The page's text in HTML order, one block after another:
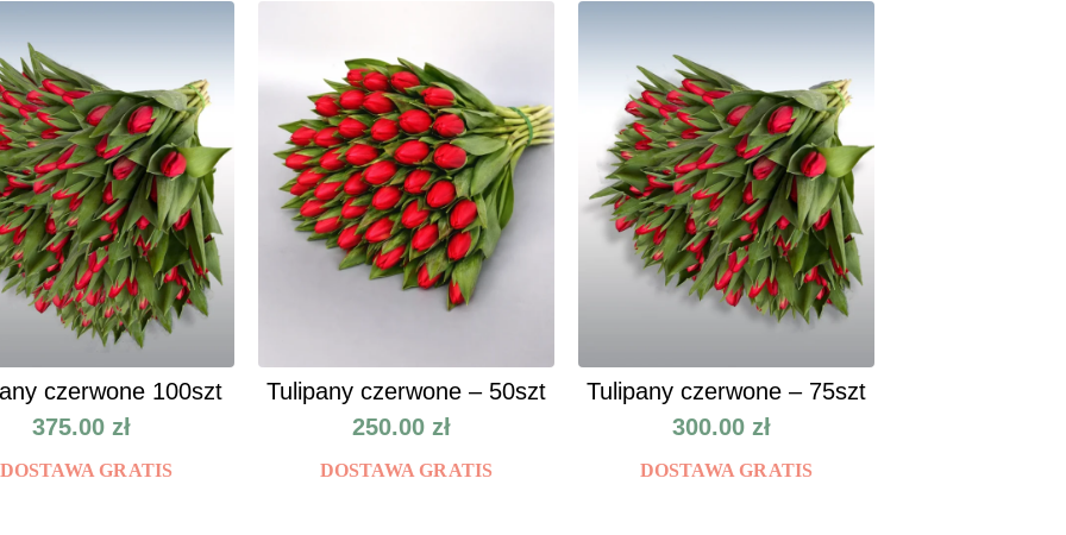
czerwone 100szt
375.00 zł
DOSTAWA GRATIS
Tulipany czerwone – 50szt
250.00 zł
DOSTAWA GRATIS
Tulipany czerwone – 75szt
300.00 zł
DOSTAWA GRATIS